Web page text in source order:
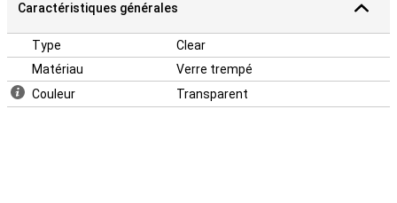
Caractéristiques générales
Type
Clear
Matériau
Verre trempé
Couleur
Transparent